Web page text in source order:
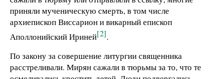
приняли мученическую смерть, в том числе
архиепископ Виссарион и викарный епископ
Аполлонийский Ириней[2].
По закону за совершение литургии священника
расстреливали. Мирян сажали в тюрьмы за то, что те